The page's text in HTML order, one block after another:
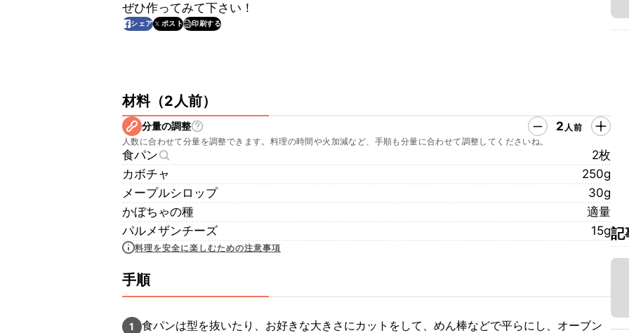
ぜひ作ってみて下さい！
シェア ポスト 印刷する
材料（2人前）
分量の調整 2 人前
人数に合わせて分量を調整できます。料理の時間や火加減など、手順も分量に合わせて調整してくださいね。
食パン
2枚
カボチャ
250g
メープルシロップ
30g
かぼちゃの種
適量
パルメザンチーズ
15g
料理を安全に楽しむための注意事項
手順
1
食パンは型を抜いたり、お好きな大きさにカットをして、めん棒などで平らにし、オーブン
記